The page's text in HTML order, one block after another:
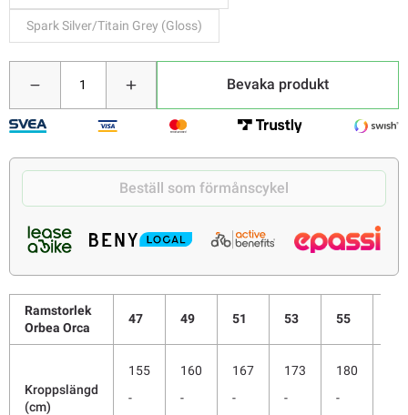
Spark Silver/Titain Grey (Gloss)
Bevaka produkt
Beställ som förmånscykel
Ramstorlek
Orbea Orca
47 49 51 53 55
Kroppslängd
(cm)
155
-
160
-
167
-
173
-
180
-